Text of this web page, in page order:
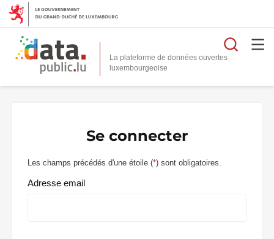
La plateforme de données ouvertes
Se connecter
Les champs précédés d'une étoile (*) sont obligatoires.
Adresse email